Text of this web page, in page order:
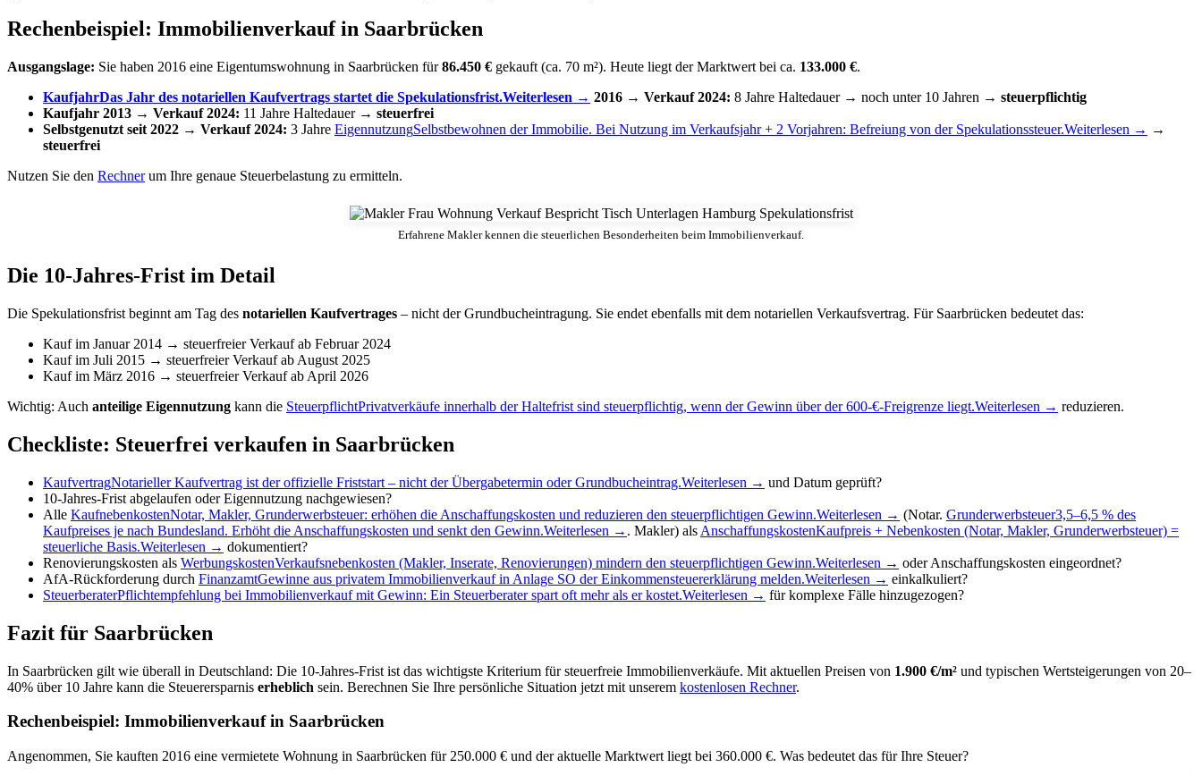
Rechenbeispiel: Immobilienverkauf in Saarbrücken
Ausgangslage: Sie haben 2016 eine Eigentumswohnung in Saarbrücken für86.450 € gekauft (ca. 70 m²). Heute liegt der Marktwert bei ca. 133.000 €.
KaufjahrDas Jahr des notariellen Kaufvertrags startet die Spekulationsfrist.Weiterlesen → 2016 → Verkauf 2024: 8 Jahre Haltedauer → noch unter 10 Jahren → steuerpflichtig
Kaufjahr 2013 → Verkauf 2024: 11 Jahre Haltedauer → steuerfrei
Selbstgenutzt seit 2022 → Verkauf 2024: 3 Jahre EigennutzungSelbstbewohnen der Immobilie. Bei Nutzung im Verkaufsjahr + 2 Vorjahren: Befreiung von der Spekulationssteuer.Weiterlesen → →
steuerfrei
Nutzen Sie den Rechnerum Ihre genaue Steuerbelastung zu ermitteln.
Erfahrene Makler kennen die steuerlichen Besonderheiten beim Immobilienverkauf.
Die 10-Jahres-Frist im Detail
Die Spekulationsfrist beginnt am Tag des notariellen Kaufvertrages – nicht der Grundbucheintragung. Sie endet ebenfalls mit dem notariellen Verkaufsvertrag. Für Saarbrücken bedeutet das:
Kauf im Januar 2014 → steuerfreier Verkauf ab Februar 2024
Kauf im Juli 2015 → steuerfreier Verkauf ab August 2025
Kauf im März 2016 → steuerfreier Verkauf ab April 2026
Wichtig: Auch anteilige Eigennutzung kann die SteuerpflichtPrivatverkäufe innerhalb der Haltefrist sind steuerpflichtig, wenn der Gewinn über der 600-€-Freigrenze liegt.Weiterlesen → reduzieren.
Checkliste: Steuerfrei verkaufen in Saarbrücken
KaufvertragNotarieller Kaufvertrag ist der offizielle Friststart – nicht der Übergabetermin oder Grundbucheintrag.Weiterlesen → und Datum geprüft?
10-Jahres-Frist abgelaufen oder Eigennutzung nachgewiesen?
Alle KaufnebenkostenNotar, Makler, Grunderwerbsteuer: erhöhen die Anschaffungskosten und reduzieren den steuerpflichtigen Gewinn.Weiterlesen → (Notar. Grunderwerbsteuer3,5–6,5 % des
Kaufpreises je nach Bundesland. Erhöht die Anschaffungskosten und senkt den Gewinn.Weiterlesen → . Makler) als AnschaffungskostenKaufpreis + Nebenkosten (Notar, Makler, Grunderwerbsteuer) =
steuerliche Basis.Weiterlesen → dokumentiert?
Renovierungskosten als WerbungskostenVerkaufsnebenkosten (Makler, Inserate, Renovierungen) mindern den steuerpflichtigen Gewinn.Weiterlesen → oder Anschaffungskosten eingeordnet?
AfA-Rückforderung durch FinanzamtGewinne aus privatem Immobilienverkauf in Anlage SO der Einkommensteuererklärung melden.Weiterlesen → einkalkuliert?
SteuerberaterPflichtempfehlung bei Immobilienverkauf mit Gewinn: Ein Steuerberater spart oft mehr als er kostet.Weiterlesen → für komplexe Fälle hinzugezogen?
Fazit für Saarbrücken
In Saarbrücken gilt wie überall in Deutschland: Die 10-Jahres-Frist ist das wichtigste Kriterium für steuerfreie Immobilienverkäufe. Mit aktuellen Preisen von 1.900 €/m² und typischen Wertsteigerungen von 20–
40% über 10 Jahre kann die Steuerersparnis erheblich sein. Berechnen Sie Ihre persönliche Situation jetzt mit unserem kostenlosen Rechner.
Rechenbeispiel: Immobilienverkauf in Saarbrücken
Angenommen, Sie kauften 2016 eine vermietete Wohnung in Saarbrücken für 250.000 € und der aktuelle Marktwert liegt bei 360.000 €. Was bedeutet das für Ihre Steuer?